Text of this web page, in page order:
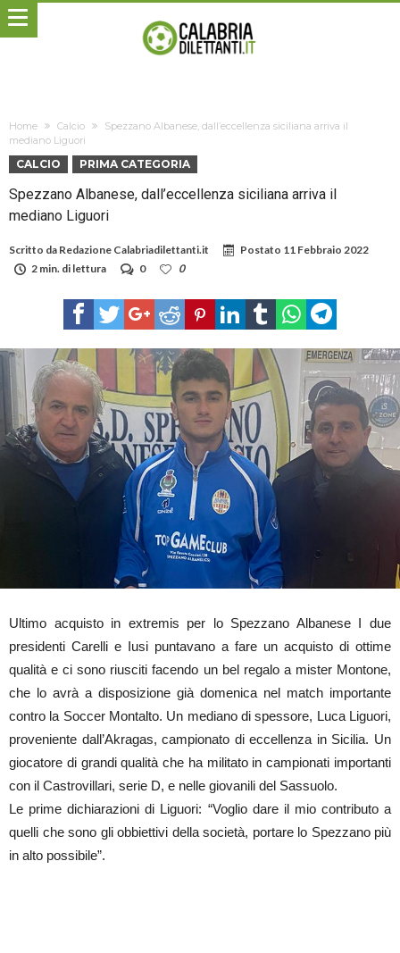
Home Calcio
Spezzano Albanese, dall’eccellenza siciliana arriva il
mediano Liguori
CALCIO PRIMA CATEGORIA
Spezzano Albanese, dall’eccellenza siciliana arriva il
mediano Liguori
Scritto da Redazione Calabriadilettanti.it Postato 11 Febbraio 2022
2 min. di lettura
0 0
Ultimo acquisto in extremis per lo Spezzano Albanese I due
presidenti Carelli e Iusi puntavano a fare un acquisto di ottime
qualità e ci sono riusciti facendo un bel regalo a mister Montone,
che lo avrà a disposizione già domenica nel match importante
contro la Soccer Montalto. Un mediano di spessore, Luca Liguori,
proveniente dall’Akragas, campionato di eccellenza in Sicilia. Un
giocatore di grandi qualità che ha militato in campionati importanti
con il Castrovillari, serie D, e nelle giovanili del Sassuolo.
Le prime dichiarazioni di Liguori: “Voglio dare il mio contributo a
quelli che sono gli obbiettivi della società, portare lo Spezzano più
in alto possibile”.